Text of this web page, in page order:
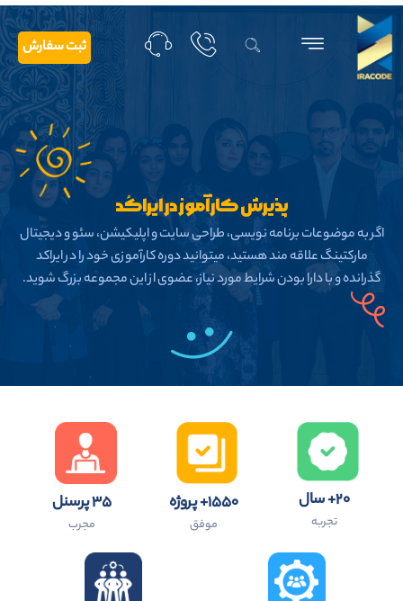
ثبت سفارش
پذیرش کارآموز در ایراکُد
اگر به موضوعات برنامه نویسی، طراحی سایت و اپلیکیشن، سئو و دیجیتال
مارکتینگ علاقه مند هستید، میتوانید دوره کارآموزی خود را در ایراکد
گذرانده و با دارا بودن شرایط مورد نیاز، عضوی از این مجموعه بزرگ شوید.
۲۰+ سال
تجربه
۱۵۵۰+ پروژه
موفق
۳۵ پرسنل
مجرب